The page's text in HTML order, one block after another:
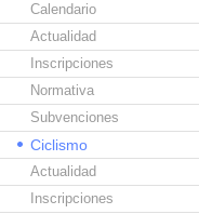
Calendario
Actualidad
Inscripciones
Normativa
Subvenciones
Ciclismo
Actualidad
Inscripciones